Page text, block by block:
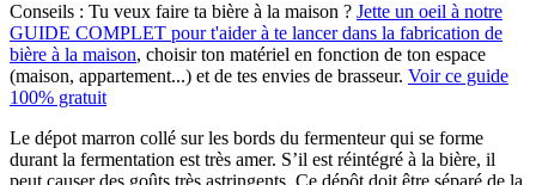
Conseils : Tu veux faire ta bière à la maison ? Jette un oeil à notre
GUIDE COMPLET pour t'aider à te lancer dans la fabrication de
bière à la maison, choisir ton matériel en fonction de ton espace
(maison, appartement...) et de tes envies de brasseur. Voir ce guide
100% gratuit
Le dépot marron collé sur les bords du fermenteur qui se forme
durant la fermentation est très amer. S’il est réintégré à la bière, il
peut causer des goûts très astringents. Ce dépôt doit être séparé de la